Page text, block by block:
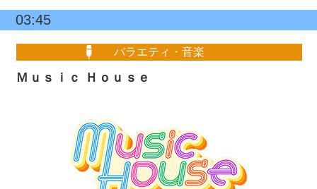
03:45
バラエティ・音楽
Ｍｕｓｉｃ Ｈｏｕｓｅ